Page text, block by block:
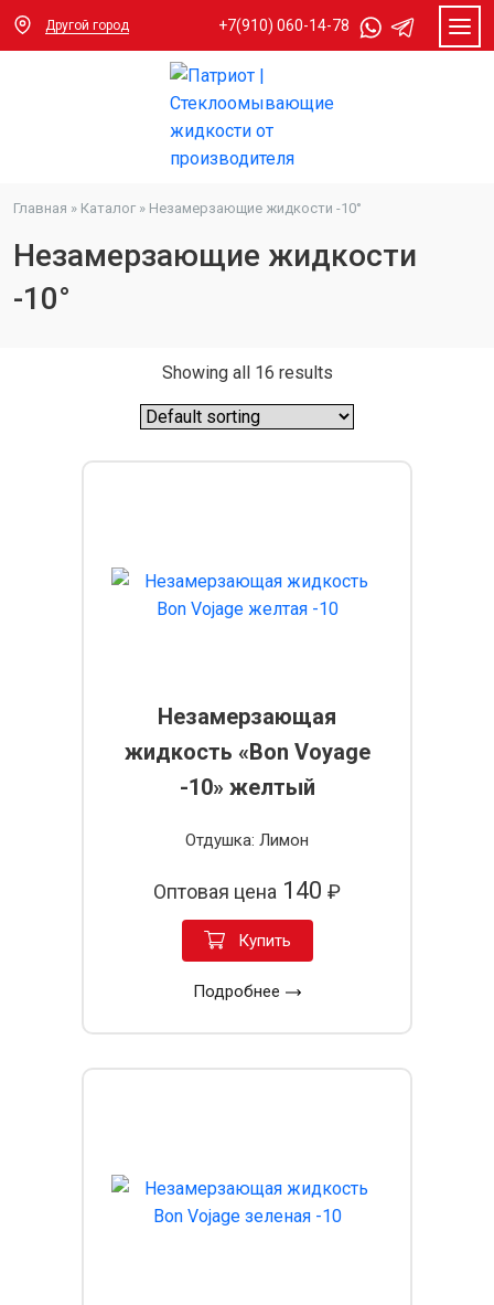
Другой город +7(910) 060-14-78
Главная » Каталог » Незамерзающие жидкости -10°
Незамерзающие жидкости
-10°
Showing all 16 results
Незамерзающая
жидкость «Bon Voyage
-10» желтый
Отдушка: Лимон
Оптовая цена 140 ₽
Купить
Подробнее